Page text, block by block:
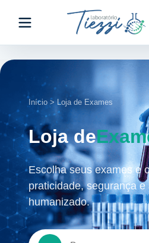
Início > Loja de Exames
Loja de
Escolha seus exames e
praticidade, segurança e
humanizado.